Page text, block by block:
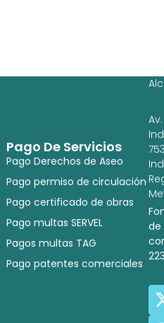
Pago De Servicios
Pago Derechos de Aseo
Pago permiso de circulación
Pago certificado de obras
Pago multas SERVEL
Pagos multas TAG
Pago patentes comerciales
Av.
de